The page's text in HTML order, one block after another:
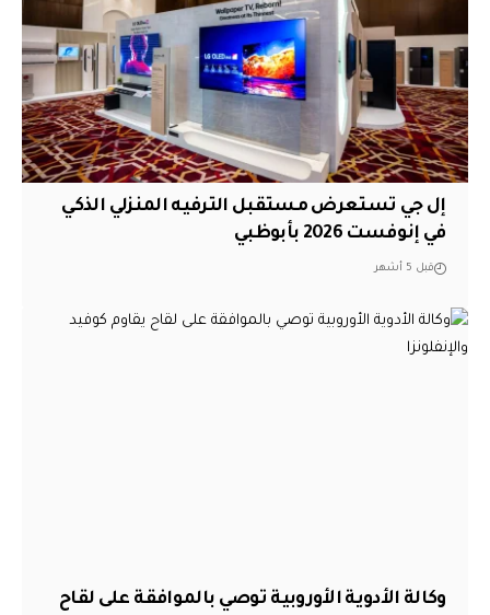
إل جي تستعرض مستقبل الترفيه المنزلي الذكي
في إنوفست 2026 بأبوظبي
قبل 5 أشهر
وكالة الأدوية الأوروبية توصي بالموافقة على لقاح